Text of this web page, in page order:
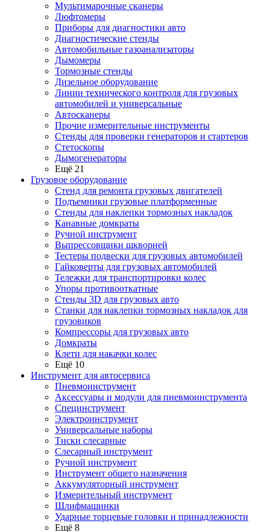
Мультимарочные сканеры
Люфтомеры
Приборы для диагностики авто
Диагностические стенды
Автомобильные газоанализаторы
Дымомеры
Тормозные стенды
Дизельное оборудование
Линии технического контроля для грузовых
автомобилей и универсальные
Автосканеры
Прочие измерительные инструменты
Стенды для проверки генераторов и стартеров
Стетоскопы
Дымогенераторы
Ещё 21
Грузовое оборудование
Стенд для ремонта грузовых двигателей
Подъемники грузовые платформенные
Стенды для наклепки тормозных накладок
Канавные домкраты
Ручной инструмент
Выпрессовщики шкворней
Тестеры подвески для грузовых автомобилей
Гайковерты для грузовых автомобилей
Тележки для транспортировки колес
Упоры противооткатные
Стенды 3D для грузовых авто
Станки для наклепки тормозных накладок для
грузовиков
Компрессоры для грузовых авто
Домкраты
Клети для накачки колес
Ещё 10
Инструмент для автосервиса
Пневмоинструмент
Аксессуары и модули для пневмоинструмента
Специнструмент
Электроинструмент
Универсальные наборы
Тиски слесарные
Слесарный инструмент
Ручной инструмент
Инструмент общего назначения
Аккумуляторный инструмент
Измерительный инструмент
Шлифмашинки
Ударные торцевые головки и принадлежности
Ещё 8